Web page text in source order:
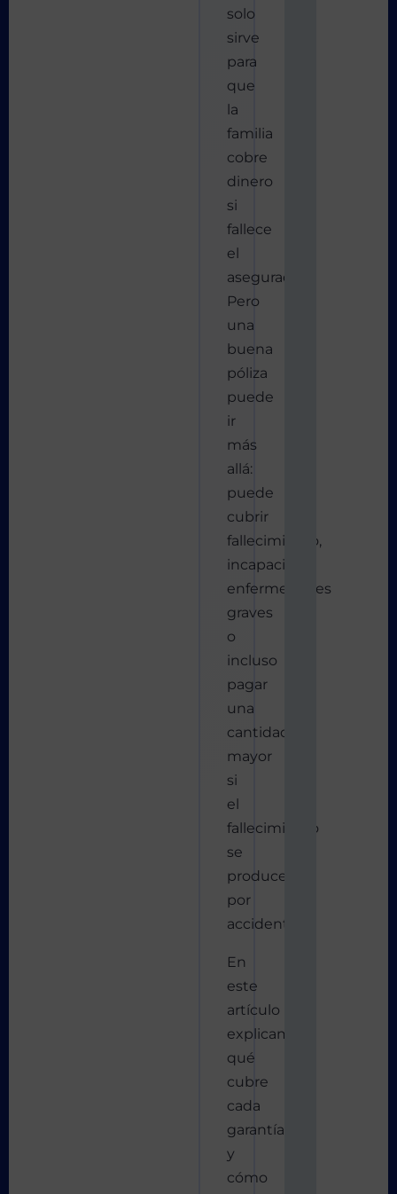
solo
sirve
para
que
la
familia
cobre
dinero
si
fallece
el
asegurado.
Pero
una
buena
póliza
puede
ir
más
allá:
puede
cubrir
fallecimiento,
incapacidad,
enfermedades
graves
o
incluso
pagar
una
cantidad
mayor
si
el
fallecimiento
se
produce
por
accidente.
En
este
artículo
explicamos
qué
cubre
cada
garantía
y
cómo